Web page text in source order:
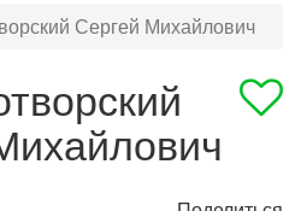
Сергей Михайлович